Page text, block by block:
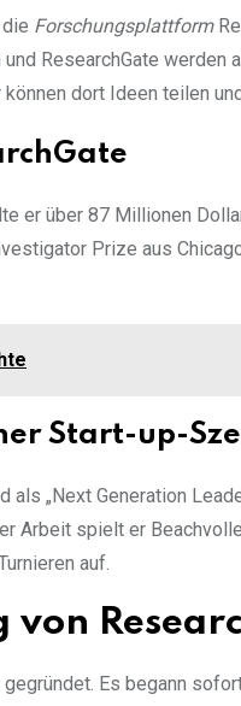
Forschungsplattform
ResearchGate
dort Ideen teilen
er über 87 Millionen
Prize aus
Start-up-
als „Next Generation
Arbeit spielt er
auf.
Es begann